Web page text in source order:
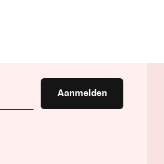
Aanmelden